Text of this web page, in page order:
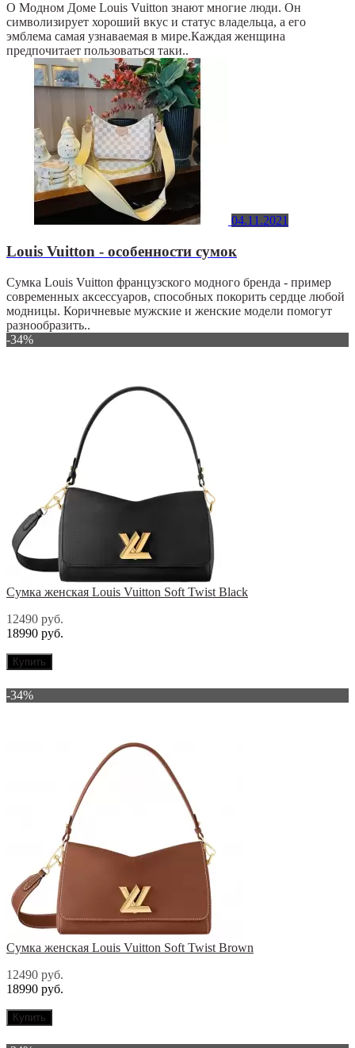
О Модном Доме Louis Vuitton знают многие люди. Он
символизирует хороший вкус и статус владельца, а его
эмблема самая узнаваемая в мире.Каждая женщина
предпочитает пользоваться таки..
04.11.2021
Louis Vuitton - особенности сумок
Сумка Louis Vuitton французского модного бренда - пример
современных аксессуаров, способных покорить сердце любой
модницы. Коричневые мужские и женские модели помогут
разнообразить..
-34%
Сумка женская Louis Vuitton Soft Twist Black
12490 руб.
18990 руб.
Купить
-34%
Сумка женская Louis Vuitton Soft Twist Brown
12490 руб.
18990 руб.
Купить